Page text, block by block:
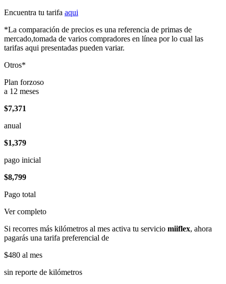
Encuentra tu tarifa aqui
*La comparación de precios es una referencia de primas de
mercado,tomada de varios compradores en línea por lo cual las
tarifas aqui presentadas pueden variar.
Otros*
Plan forzoso
a 12 meses
$7,371
anual
$1,379
pago inicial
$8,799
Pago total
Ver completo
Si recorres más kilómetros al mes activa tu servicio miiflex, ahora
pagarás una tarifa preferencial de
$480 al mes
sin reporte de kilómetros